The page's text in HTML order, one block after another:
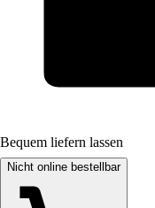
Bequem liefern lassen
Nicht online bestellbar